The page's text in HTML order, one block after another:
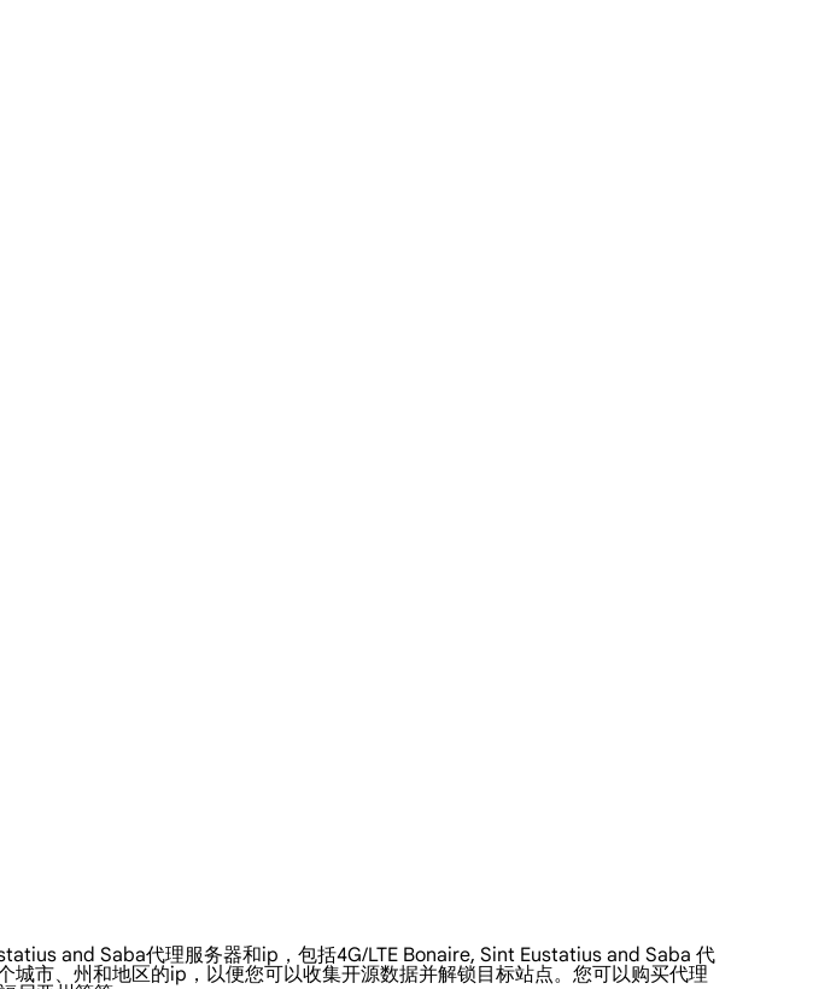
and Saba代理服务器和ip，包括4G/LTE Bonaire, Sint Eustatius and Saba 代
市、州和地区的ip，以便您可以收集开源数据并解锁目标站点。您可以购买代理